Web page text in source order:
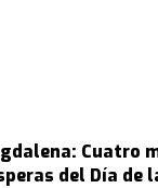
Cuatro
del Día de